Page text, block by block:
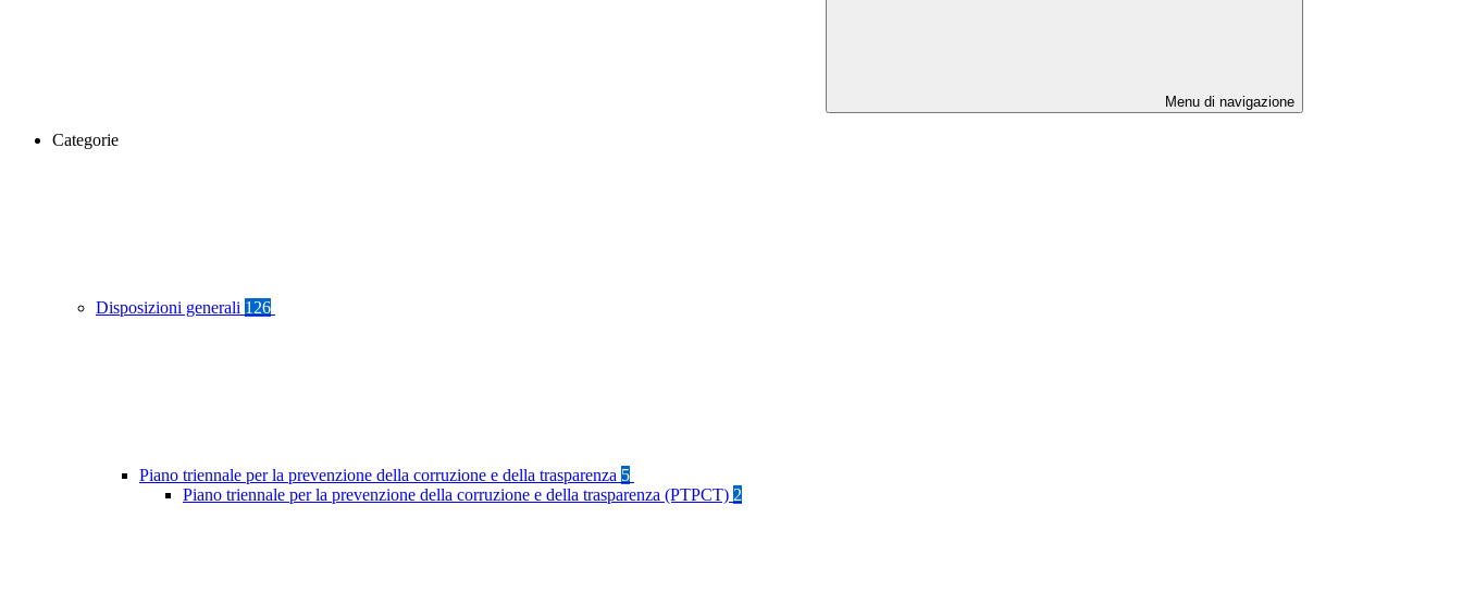
Menu di navigazione
Categorie
Disposizioni generali 126
Piano triennale per la prevenzione della corruzione e della trasparenza 5
Piano triennale per la prevenzione della corruzione e della trasparenza (PTPCT) 2